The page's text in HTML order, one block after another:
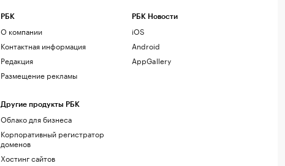
РБК
О компании
Контактная информация
Редакция
Размещение рекламы
Другие продукты РБК
Облако для бизнеса
Корпоративный регистратор
доменов
Хостинг сайтов
РБК Новости
iOS
Android
AppGallery